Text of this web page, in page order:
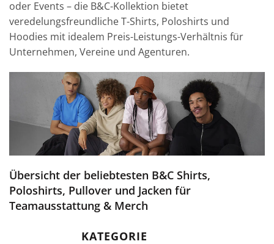
oder Events – die B&C-Kollektion bietet
veredelungsfreundliche T-Shirts, Poloshirts und
Hoodies mit idealem Preis-Leistungs-Verhältnis für
Unternehmen, Vereine und Agenturen.
Übersicht der beliebtesten B&C Shirts,
Poloshirts, Pullover und Jacken für
Teamausstattung & Merch
KATEGORIE